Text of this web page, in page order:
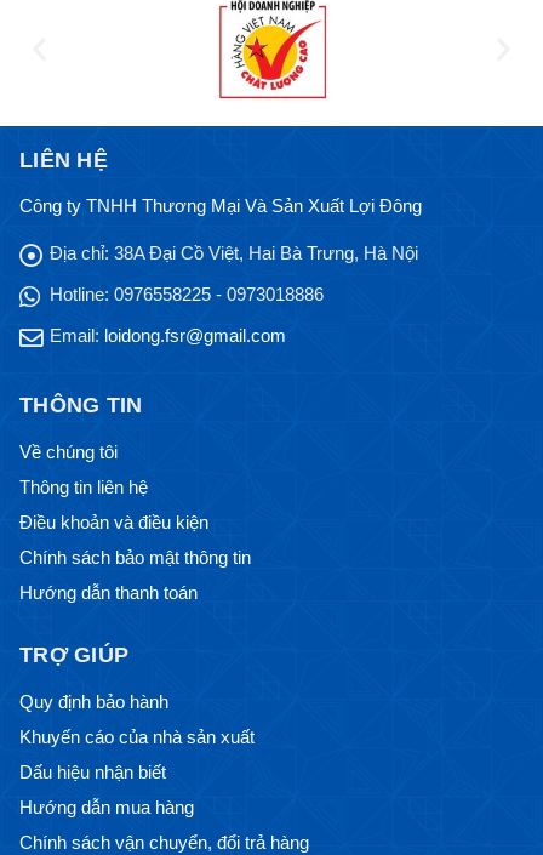
LIÊN HỆ
Công ty TNHH Thương Mại Và Sản Xuất Lợi Đông
Địa chỉ: 38A Đại Cồ Việt, Hai Bà Trưng, Hà Nội
Hotline: 0976558225 - 0973018886
Email: loidong.fsr@gmail.com
THÔNG TIN
Về chúng tôi
Thông tin liên hệ
Điều khoản và điều kiện
Chính sách bảo mật thông tin
Hướng dẫn thanh toán
TRỢ GIÚP
Quy định bảo hành
Khuyến cáo của nhà sản xuất
Dấu hiệu nhận biết
Hướng dẫn mua hàng
Chính sách vận chuyển, đổi trả hàng